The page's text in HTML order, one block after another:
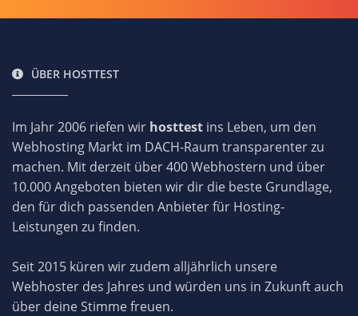
für kleine Projekte, wachsende Unternehmen oder
IT-Profis – der Anbieter bietet passende Lösungen
einem kundenorientierten Service und einem
guten Preis-Leistungs-Verhältnis hat sich
hosttech.at zu einer festen Größe im
österreichischen Hosting-Markt entwickelt. Du
kannst auf unserer Webseite eine eigene
Bewertung für hosttech Österreich abgeben oder
Anbieter durchlesen.
ÜBER HOSTTEST
Im Jahr 2006 riefen wir hosttest ins Leben, um den
Webhosting Markt im DACH-Raum transparenter zu
machen. Mit derzeit über 400 Webhostern und über
10.000 Angeboten bieten wir dir die beste Grundlage,
den für dich passenden Anbieter für Hosting-
Leistungen zu finden.
Seit 2015 küren wir zudem alljährlich unsere
Webhoster des Jahres und würden uns in Zukunft auch
über deine Stimme freuen.